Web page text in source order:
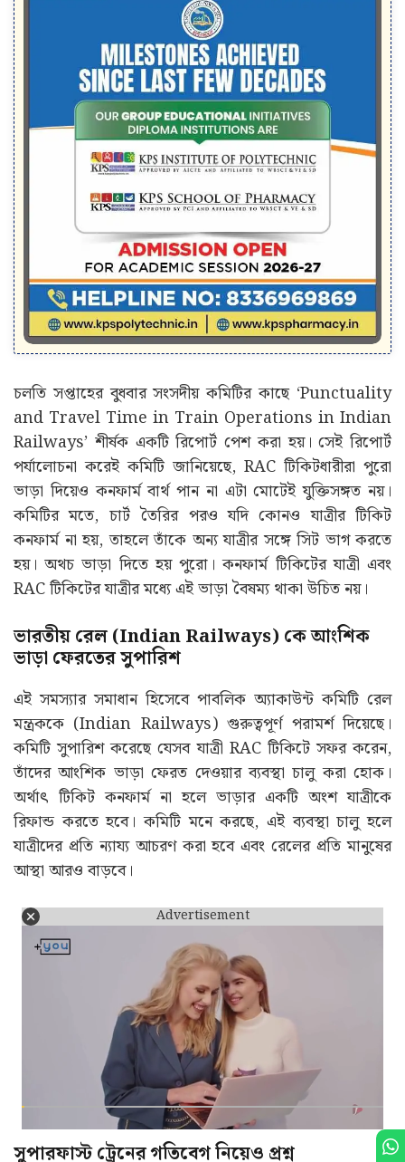
চলতি সপ্তাহের বুধবার সংসদীয় কমিটির কাছে ‘Punctuality
and Travel Time in Train Operations in Indian
Railways’ শীর্ষক একটি রিপোর্ট পেশ করা হয়। সেই রিপোর্ট
পর্যালোচনা করেই কমিটি জানিয়েছে, RAC টিকিটধারীরা পুরো
ভাড়া দিয়েও কনফার্ম বার্থ পান না এটা মোটেই যুক্তিসঙ্গত নয়।
কমিটির মতে, চার্ট তৈরির পরও যদি কোনও যাত্রীর টিকিট
কনফার্ম না হয়, তাহলে তাঁকে অন্য যাত্রীর সঙ্গে সিট ভাগ করতে
হয়। অথচ ভাড়া দিতে হয় পুরো। কনফার্ম টিকিটের যাত্রী এবং
RAC টিকিটের যাত্রীর মধ্যে এই ভাড়া বৈষম্য থাকা উচিত নয়।
ভারতীয় রেল (Indian Railways) কে আংশিক
ভাড়া ফেরতের সুপারিশ
এই সমস্যার সমাধান হিসেবে পাবলিক অ্যাকাউন্ট কমিটি রেল
মন্ত্রককে (Indian Railways) গুরুত্বপূর্ণ পরামর্শ দিয়েছে।
কমিটি সুপারিশ করেছে যেসব যাত্রী RAC টিকিটে সফর করেন,
তাঁদের আংশিক ভাড়া ফেরত দেওয়ার ব্যবস্থা চালু করা হোক।
অর্থাৎ টিকিট কনফার্ম না হলে ভাড়ার একটি অংশ যাত্রীকে
রিফান্ড করতে হবে। কমিটি মনে করছে, এই ব্যবস্থা চালু হলে
যাত্রীদের প্রতি ন্যায্য আচরণ করা হবে এবং রেলের প্রতি মানুষের
আস্থা আরও বাড়বে।
Advertisement
সুপারফাস্ট ট্রেনের গতিবেগ নিয়েও প্রশ্ন